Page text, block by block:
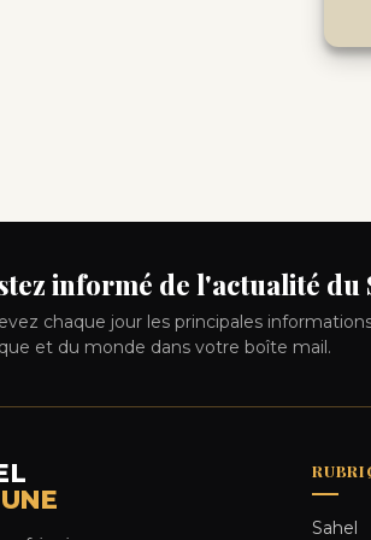
informé de l'actualité du
chaque jour les principales
et du monde dans votre boîte mail.
Sahel